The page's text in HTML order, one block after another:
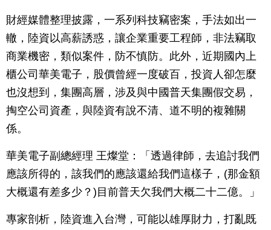
財經媒體整理披露，一系列科技竊密案，手法如出一
轍，陸資以高薪誘惑，讓企業重要工程師，非法竊取
商業機密，類似案件，防不慎防。此外，近期國內上
櫃公司華美電子，股價曾經一度破百，投資人卻怎麼
也沒想到，集團高層，涉及與中國普天集團假交易，
掏空公司資產，與陸資有說不清、道不明的複雜關
係。
華美電子副總經理 王燦堂：「透過律師，去追討我們
應該所得的，該我們的應該還給我們這樣子，(那金額
大概還有差多少？)目前普天欠我們大概二十二億。」
專家剖析，陸資進入台灣，可能以雄厚財力，打亂既